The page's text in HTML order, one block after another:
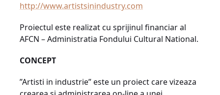
http://www.artistsinindustry.com
Proiectul este realizat cu sprijinul financiar al
AFCN – Administratia Fondului Cultural National.
CONCEPT
”Artisti in industrie” este un proiect care vizeaza